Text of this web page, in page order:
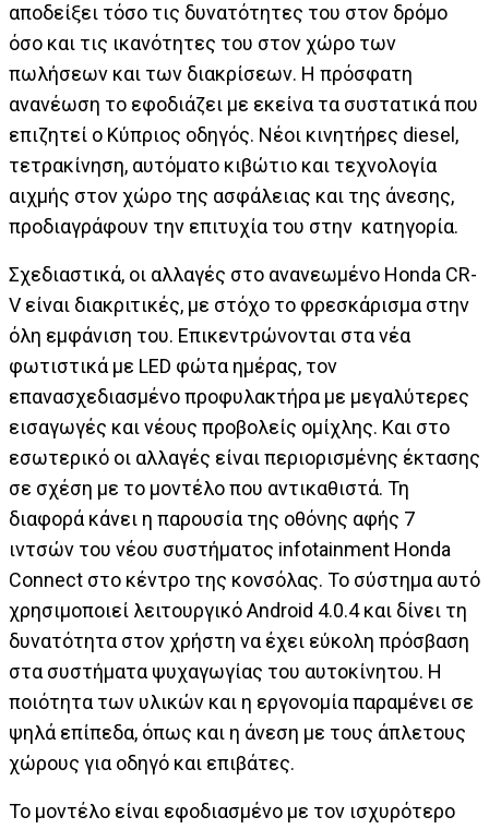
αποδείξει τόσο τις δυνατότητες του στον δρόμο
όσο και τις ικανότητες του στον χώρο των
πωλήσεων και των διακρίσεων. Η πρόσφατη
ανανέωση το εφοδιάζει με εκείνα τα συστατικά που
επιζητεί ο Κύπριος οδηγός. Νέοι κινητήρες diesel,
τετρακίνηση, αυτόματο κιβώτιο και τεχνολογία
αιχμής στον χώρο της ασφάλειας και της άνεσης,
προδιαγράφουν την επιτυχία του στην κατηγορία.
Σχεδιαστικά, οι αλλαγές στο ανανεωμένο Honda CR-
V είναι διακριτικές, με στόχο το φρεσκάρισμα στην
όλη εμφάνιση του. Επικεντρώνονται στα νέα
φωτιστικά με LED φώτα ημέρας, τον
επανασχεδιασμένο προφυλακτήρα με μεγαλύτερες
εισαγωγές και νέους προβολείς ομίχλης. Και στο
εσωτερικό οι αλλαγές είναι περιορισμένης έκτασης
σε σχέση με το μοντέλο που αντικαθιστά. Τη
διαφορά κάνει η παρουσία της οθόνης αφής 7
ιντσών του νέου συστήματος infotainment Honda
Connect στο κέντρο της κονσόλας. Το σύστημα αυτό
χρησιμοποιεί λειτουργικό Android 4.0.4 και δίνει τη
δυνατότητα στον χρήστη να έχει εύκολη πρόσβαση
στα συστήματα ψυχαγωγίας του αυτοκίνητου. Η
ποιότητα των υλικών και η εργονομία παραμένει σε
ψηλά επίπεδα, όπως και η άνεση με τους άπλετους
χώρους για οδηγό και επιβάτες.
Το μοντέλο είναι εφοδιασμένο με τον ισχυρότερο